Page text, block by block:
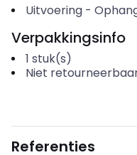
Uitvoering-
Verpakkingsinfo
1 stuk(s)
Niet
Referenties